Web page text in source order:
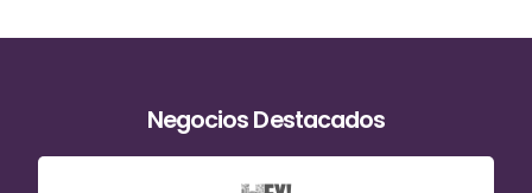
Negocios Destacados